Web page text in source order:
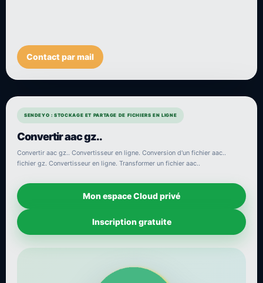
Contact par mail
SENDEYO : STOCKAGE ET PARTAGE DE FICHIERS EN LIGNE
Convertir aac gz..
Convertir aac gz.. Convertisseur en ligne. Conversion d'un fichier aac..
fichier gz. Convertisseur en ligne. Transformer un fichier aac..
Mon espace Cloud privé
Inscription gratuite